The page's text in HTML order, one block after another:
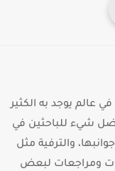
يوجد به الكثير
شيء للباحثين في
والترفية مثل
ومراجعات لبعض